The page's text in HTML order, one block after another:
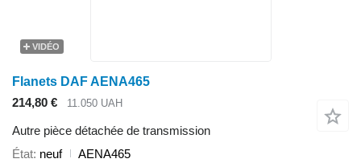
VIDÉO
Flanets DAF AENA465
214,80 €
11.050 UAH
Autre pièce détachée de transmission
État neuf
AENA465